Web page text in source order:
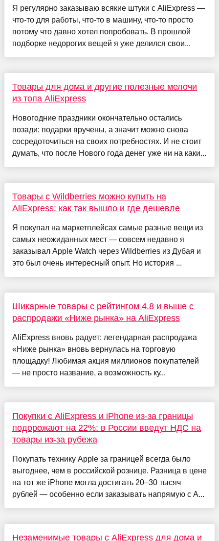
Я регулярно заказываю всякие штуки с AliExpress —
что-то для работы, что-то в машину, что-то просто
потому что давно хотел попробовать. В прошлой
подборке недорогих вещей я уже делился свои...
Товары для дома и другие полезные мелочи
из топа AliExpress
Новогодние праздники окончательно остались
позади: подарки вручены, а значит можно снова
сосредоточиться на своих потребностях. И не стоит
думать, что после Нового года денег уже ни на каки...
Товары с Wildberries можно купить на
AliExpress: как так вышло и где дешевле
Я покупал на маркетплейсах самые разные вещи из
самых неожиданных мест — совсем недавно я
заказывал Apple Watch через Wildberries из Дубая и
это был очень интересный опыт. Но история ...
Шикарные товары с рейтингом 4.8 и выше с
распродажи «Ниже рынка» на AliExpress
AliExpress вновь радует: легендарная распродажа
«Ниже рынка» вновь вернулась на торговую
площадку! Любимая акция миллионов покупателей
— не просто название, а возможность ку...
Покупки с AliExpress и iPhone из-за границы
подорожают на 22%: в России введут НДС на
товары из-за рубежа
Покупать технику Apple за границей всегда было
выгоднее, чем в российской рознице. Разница в цене
на тот же iPhone могла достигать 20–30 тысяч
рублей — особенно если заказывать напрямую с A...
Незаменимые товары с AliExpress для дома и